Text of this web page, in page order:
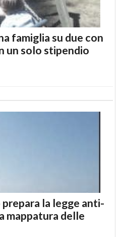
famiglia su due con
un solo stipendio
la legge anti-
mappatura delle